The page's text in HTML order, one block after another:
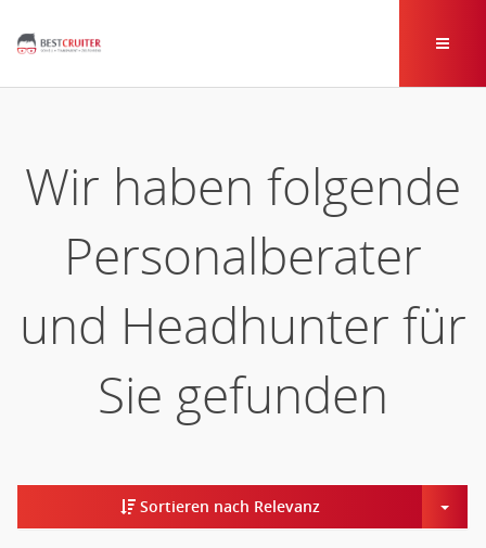
Wir haben folgende
Personalberater
und Headhunter für
Sie gefunden
Sortieren nach Relevanz